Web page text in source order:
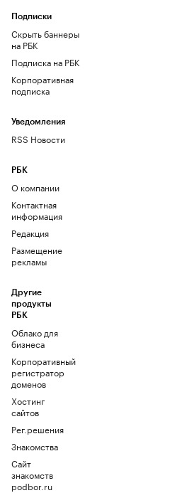
Подписки
Скрыть баннеры
на РБК
Подписка на РБК
Корпоративная
подписка
Уведомления
RSS Новости
РБК
О компании
Контактная
информация
Редакция
Размещение
рекламы
Другие
продукты
РБК
Облако для
бизнеса
Корпоративный
регистратор
доменов
Хостинг
сайтов
Рег.решения
Знакомства
Сайт
знакомств
podbor.ru